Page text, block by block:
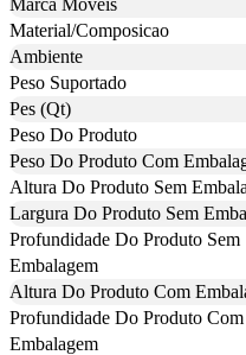
Marca Moveis
Material/Composicao
Ambiente
Peso Suportado
Pes (Qt)
Peso Do Produto
Peso Do Produto Com
Altura Do Produto Sem
Largura Do Produto Sem
Profundidade Do Produto Sem
Embalagem
Altura Do Produto Com
Profundidade Do Produto Com
Embalagem